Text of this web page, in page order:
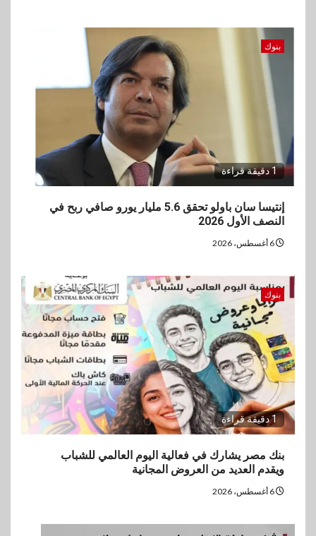
بنوك
1 دقيقة قراءة
إنتيسا سان باولو تحقق 5.6 مليار يورو صافي ربح في
النصف الأول 2026
بنوك
1 دقيقة قراءة
بنك مصر يشارك في فعالية اليوم العالمي للشباب
ويقدم العديد من العروض المجانية